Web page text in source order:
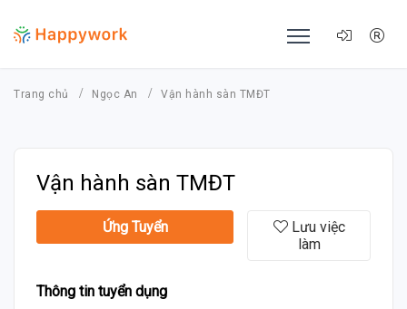
Trang chủ Ngọc An Vận hành sàn TMĐT
Vận hành sàn TMĐT
Ứng Tuyển
Lưu việc
làm
Thông tin tuyển dụng